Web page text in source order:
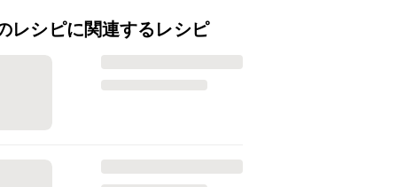
レシピに関連するレシピ